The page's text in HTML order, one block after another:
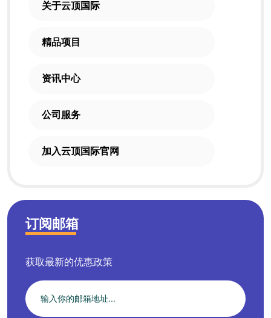
关于云顶国际
精品项目
资讯中心
公司服务
加入云顶国际官网
订阅邮箱
获取最新的优惠政策